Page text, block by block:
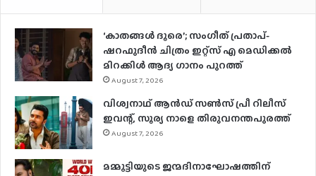
‘കാതങ്ങൾ ദൂരെ’; സംഗീത് പ്രതാപ്-
ഷറഫുദീൻ ചിത്രം ഇറ്റ്സ് എ മെഡിക്കൽ
മിറക്കിൾ ആദ്യ ഗാനം പുറത്ത്
August 7, 2026
വിശ്വനാഥ് ആന്‍ഡ് സണ്‍സ് പ്രീ റിലീസ്
ഇവന്റ്, സൂര്യ നാളെ തിരുവനന്തപുരത്ത്
August 7, 2026
മമ്മൂട്ടിയുടെ ജന്മദിനാഘോഷത്തിന്